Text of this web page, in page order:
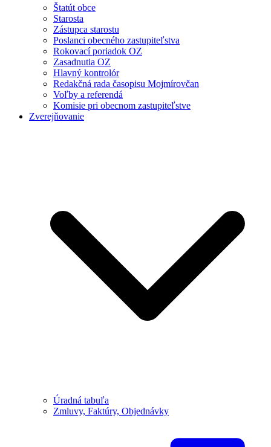
Štatút obce
Starosta
Zástupca starostu
Poslanci obecného zastupiteľstva
Rokovací poriadok OZ
Zasadnutia OZ
Hlavný kontrolór
Redakčná rada časopisu Mojmírovčan
Voľby a referendá
Komisie pri obecnom zastupiteľstve
Zverejňovanie
Úradná tabuľa
Zmluvy, Faktúry, Objednávky